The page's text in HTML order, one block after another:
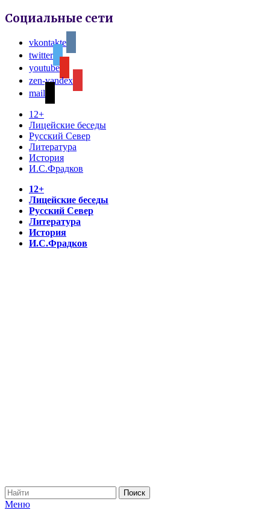
Социальные сети
vkontakte
twitter
youtube
zen-yandex
mail
12+
Лицейские беседы
Русский Север
Литература
История
И.С.Фрадков
12+
Лицейские беседы
Русский Север
Литература
История
И.С.Фрадков
Меню